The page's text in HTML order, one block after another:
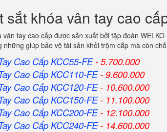
sắt khóa vân tay cao
vân tay cao cấp được sản xuất bởi tập đoàn
những giúp bảo vệ tài sản khỏi trộm cắp mà còn
Cao Cấp KCC55-FE- 5.700.000
Cao Cấp KCC110-FE- 9.600.000
Cao Cấp KCC120-FE- 10.600.000
Cao Cấp KCC150-FE- 11.100.000
Cao Cấp KCC200-FE- 12.100.000
Cao Cấp KCC240-FE- 14.600.000